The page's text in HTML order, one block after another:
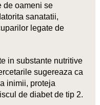
de oameni se
sanatatii,
legate de
in substante nutritive
sugereaza ca
inimii, proteja
de diabet de tip 2.